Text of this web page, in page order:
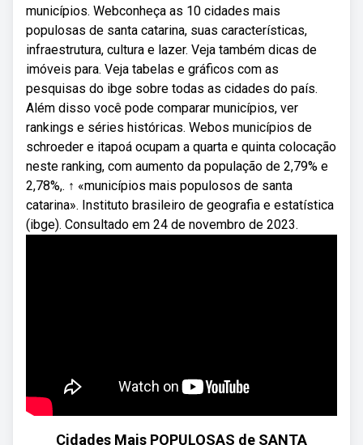
municípios. Webconheça as 10 cidades mais
populosas de santa catarina, suas características,
infraestrutura, cultura e lazer. Veja também dicas de
imóveis para. Veja tabelas e gráficos com as
pesquisas do ibge sobre todas as cidades do país.
Além disso você pode comparar municípios, ver
rankings e séries históricas. Webos municípios de
schroeder e itapoá ocupam a quarta e quinta colocação
neste ranking, com aumento da população de 2,79% e
2,78%,. ↑ «municípios mais populosos de santa
catarina». Instituto brasileiro de geografia e estatística
(ibge). Consultado em 24 de novembro de 2023.
Cidades Mais POPULOSAS de SANTA